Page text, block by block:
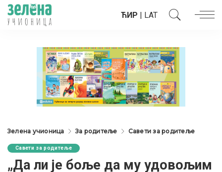
ЋИР | LAT
Зелена учионица За родитеље Савети за родитеље
Савети за родитеље
„Да ли је боље да му удовољим